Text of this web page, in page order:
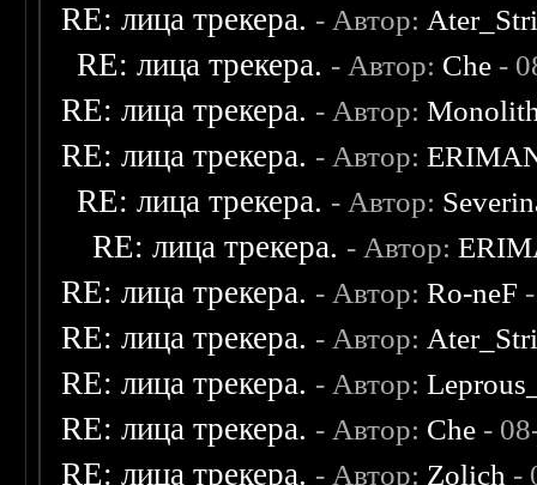
RE: лица трекера. - Автор:
RE: лица трекера. - Автор: Che -
RE: лица трекера. - Автор:
RE: лица трекера. - Автор:
RE: лица трекера. - Автор:
RE: лица трекера. - Автор:
RE: лица трекера. - Автор:Ro-neF
RE: лица трекера. - Автор:
RE: лица трекера. - Автор:
RE: лица трекера. - Автор: Che -
RE: лица трекера. - Автор: Zolich -